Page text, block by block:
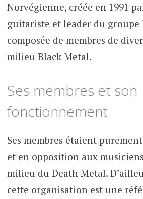
Norvégienne, créée en 1991
guitariste et leader du groupe
composée de membres de
milieu Black Metal.
Ses membres et son
fonctionnement
Ses membres étaient
et en opposition aux
milieu du Death Metal.
cette organisation est une